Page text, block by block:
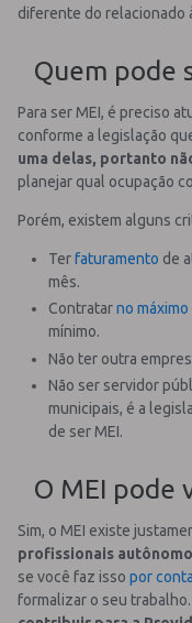
diferente do relacionado
Quem pode
Para ser MEI, é preciso
conforme a legislação
uma delas, portanto
planejar qual ocupação
Porém, existem alguns
Terfaturamento de
mês.
Contratarno
mínimo.
Não ter outra
Não ser servidor
municipais, é a
de ser MEI.
O MEI pode
Sim, o MEI existe
profissionais
se você faz isso por
formalizar o seu trabalho.